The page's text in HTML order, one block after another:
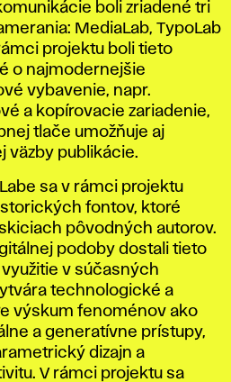
boli zriadené tri
MediaLab, TypoLab
projektu boli tieto
o najmodernejšie
vybavenie, napr.
a kopírovacie zariadenie,
tlače umožňuje aj
väzby publikácie.
sa v rámci projektu
fontov, ktoré
pôvodných autorov.
podoby dostali tieto
v súčasných
technologické a
výskum fenoménov ako
a generatívne prístupy,
dizajn a
V rámci projektu sa